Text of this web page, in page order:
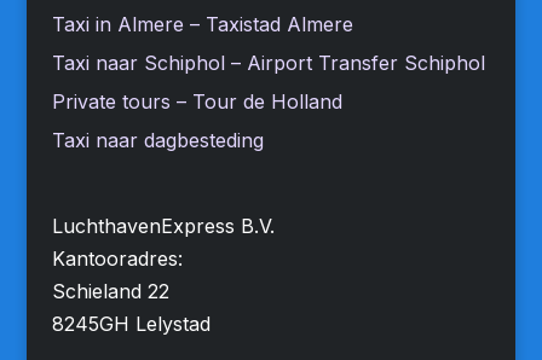
Taxi in Almere – Taxistad Almere
Taxi naar Schiphol – Airport Transfer Schiphol
Private tours – Tour de Holland
Taxi naar dagbesteding
LuchthavenExpress B.V.
Kantooradres:
Schieland 22
8245GH Lelystad